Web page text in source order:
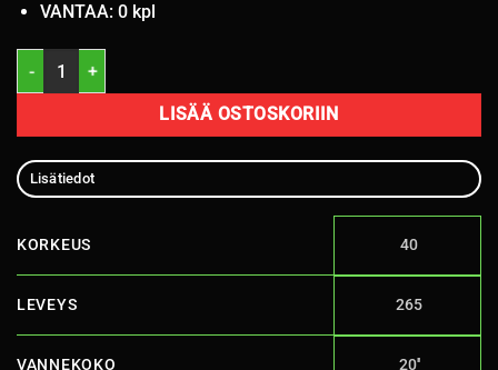
VANTAA: 0 kpl
265/40R20 Triangle Sportex TH201 104W C, C, 73dB / kesä määrä
LISÄÄ OSTOSKORIIN
Lisätiedot
KORKEUS 40
LEVEYS 265
VANNEKOKO 20''